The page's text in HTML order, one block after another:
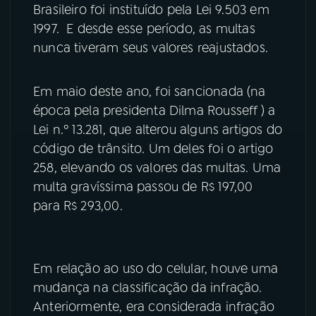
FESTIVAL DE MÚSICA
YouTube Facebook
Instagram X
TikTok
Brasileiro foi instituído pela Lei 9.503 em
1997. E desde esse período, as multas
nunca tiveram seus valores reajustados.
Em maio deste ano, foi sancionada (na
época pela presidenta Dilma Rousseff ) a
Lei n.º 13.281, que alterou alguns artigos do
código de trânsito. Um deles foi o artigo
258, elevando os valores das multas. Uma
multa gravíssima passou de R$ 197,00
para R$ 293,00.
Em relação ao uso do celular, houve uma
mudança na classificação da infração.
Anteriormente, era considerada infração